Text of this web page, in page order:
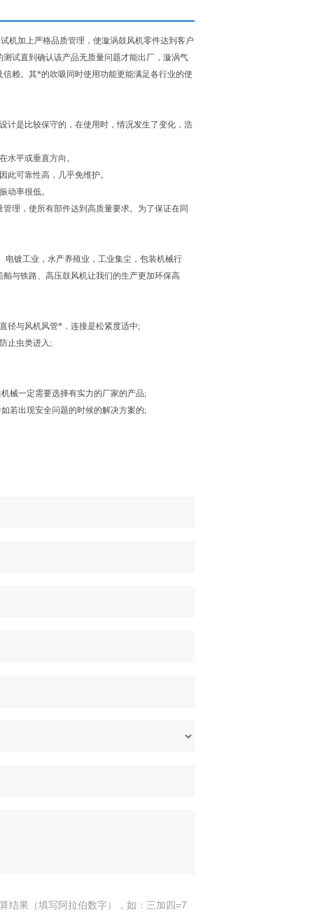
机加上严格品质管理，使漩涡鼓风机零件达到客户
试直到确认该产品无质量问题才能出厂，漩涡气
赖。其*的吹吸同时使用功能更能满足各行业的使
计是比较保守的，在使用时，情况发生了变化，浩
水平或垂直方向。
此可靠性高，几乎免维护。
动率很低。
理，使所有部件达到高质量要求。为了保证在同
镀工业，水产养殖业，工业集尘，包装机械行
与铁路、高压鼓风机让我们的生产更加环保高
径与风机风管*，连接是松紧度适中;
止虫类进入;
械一定需要选择有实力的厂家的产品;
若出现安全问题的时候的解决方案的;
结果（填写阿拉伯数字），如：三加四=7